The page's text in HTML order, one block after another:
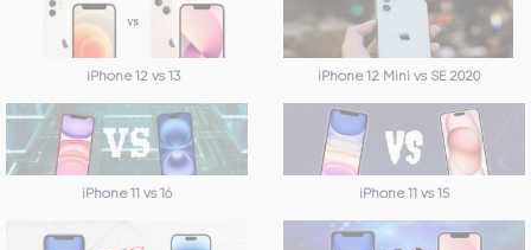
iPhone 12 vs 13 iPhone 12 Mini vs SE 2020
iPhone 11 vs 16 iPhone 11 vs 15